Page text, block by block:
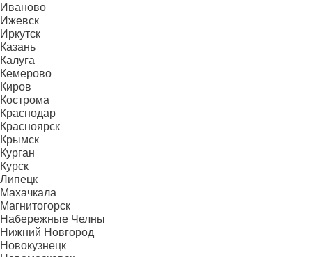
Иваново
Ижевск
Иркутск
Казань
Калуга
Кемерово
Киров
Кострома
Краснодар
Красноярск
Крымск
Курган
Курск
Липецк
Махачкала
Магнитогорск
Набережные Челны
Нижний Новгород
Новокузнецк